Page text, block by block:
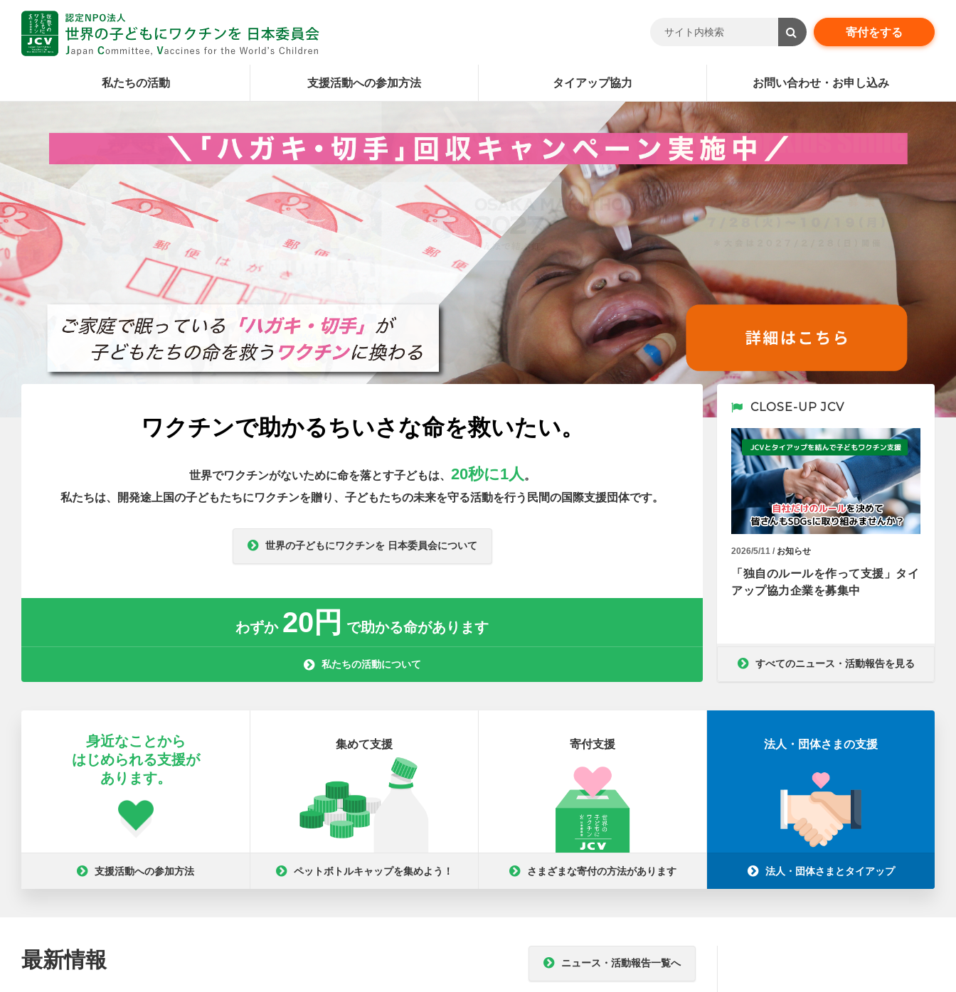
寄付をする
私たちの活動 支援活動への参加方法 タイアップ協力 お問い合わせ・お申し込み
ワクチンで助かるちいさな命を救いたい。
世界でワクチンがないために命を落とす子どもは、 20秒に1人 。
私たちは、開発途上国の子どもたちにワクチンを贈り、子どもたちの未来を守る活動を行う 民間の国際支援団体です。
世界の子どもにワクチンを 日本委員会について
わずか 20円 で助かる命があります
私たちの活動について
CLOSE-UP JCV
2026/5/11 / お知らせ
「独自のルールを作って支援」タイ
アップ協力企業を募集中
すべてのニュース・活動報告を見る
身近なことから
はじめられる支援が
あります。
支援活動への参加方法
集めて支援
ペットボトルキャップを集めよう！
寄付支援
さまざまな寄付の方法があります
法人・団体さまの支援
法人・団体さまとタイアップ
最新情報 ニュース・活動報告一覧へ